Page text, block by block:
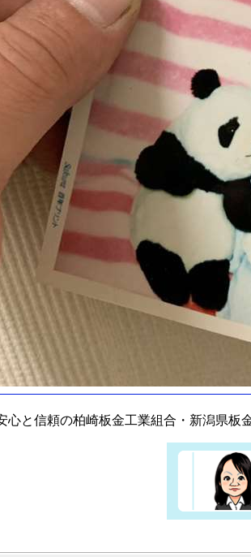
心と信頼の柏崎板金工業組合・新潟県板